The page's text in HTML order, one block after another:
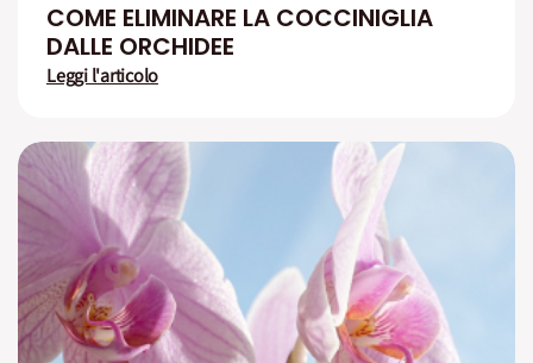
COME ELIMINARE LA COCCINIGLIA
DALLE ORCHIDEE
Leggi l'articolo